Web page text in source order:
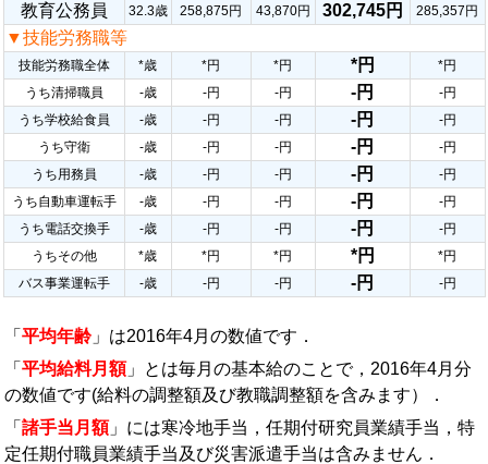
教育公務員 32.3歳 258,875円 43,870円 302,745円 285,357円
▼技能労務職等
技能労務職全体 *歳 *円 *円 *円
*円
うち清掃職員
-歳 -円 -円 -円
-円
うち学校給食員
-歳 -円 -円 -円
-円
うち守衛
-歳 -円 -円 -円
-円
うち用務員
-歳 -円 -円 -円
-円
うち自動車運転手
-歳 -円 -円 -円
-円
うち電話交換手
-歳 -円 -円 -円
-円
うちその他
*歳 *円 *円 *円
*円
バス事業運転手
-歳 -円 -円 -円 -円
「 平均年齢 」は2016年4月の数値です．
「 平均給料月額」とは毎月の基本給のことで，2016年4月分
の数値です(給料の調整額及び教職調整額を含みます）．
「 諸手当月額」には寒冷地手当，任期付研究員業績手当，特
定任期付職員業績手当及び災害派遣手当は含みません．